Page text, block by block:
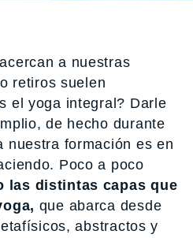
a nuestras
retiros suelen
el yoga integral? Darle
de hecho durante
nuestra formación es en
Poco a poco
las distintas capas que
que abarca desde
abstractos y